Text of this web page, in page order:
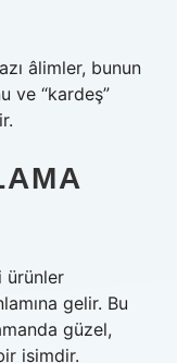
âlimler, bunun
ve “kardeş”
ürünler
gelir. Bu
güzel,
isimdir.